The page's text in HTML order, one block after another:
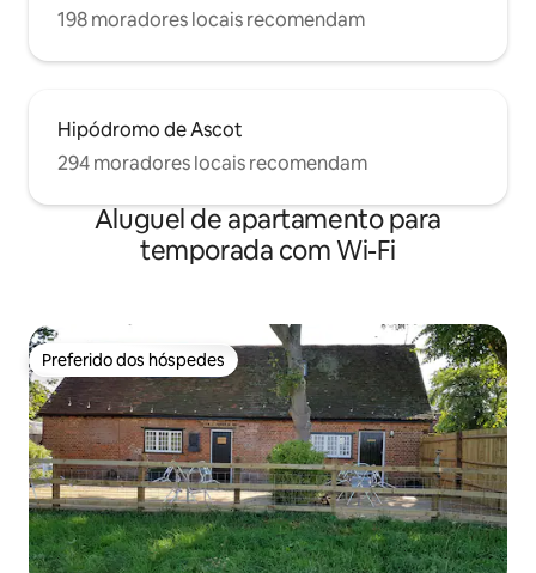
198 moradores locais recomendam
Hipódromo de Ascot
294 moradores locais recomendam
Aluguel de apartamento para
temporada com Wi-Fi
Preferido dos hóspedes
Preferido dos hóspedes